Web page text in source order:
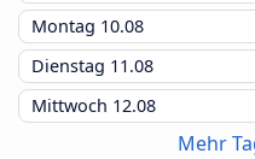
Montag 10.08
Dienstag 11.08
Mittwoch 12.08
Mehr